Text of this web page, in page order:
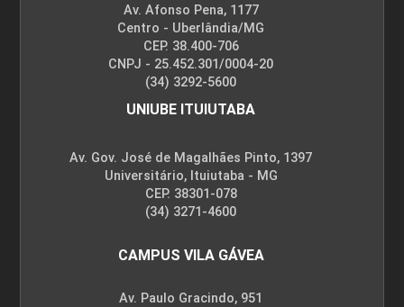
Av. Afonso Pena, 1177
Centro - Uberlândia/MG
CEP. 38.400-706
CNPJ - 25.452.301/0004-20
(34) 3292-5600
UNIUBE ITUIUTABA
Av. Gov. José de Magalhães Pinto, 1397
Universitário, Ituiutaba - MG
CEP. 38301-078
(34) 3271-4600
CAMPUS VILA GÁVEA
Av. Paulo Gracindo, 951